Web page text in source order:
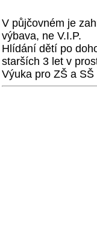
V půjčovném je
výbava, ne V.I.P.
Hlídání dětí po
starších 3 let v
Výuka pro ZŠ a